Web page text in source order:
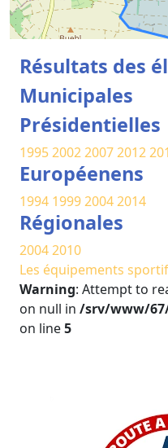
Résultats des
Municipales
Présidentielles
1995200220072012
Européenens
1994 199920042014
Régionales
20042010
Les équipements
Warning: Attempt to
on null in /srv/www/
on line5